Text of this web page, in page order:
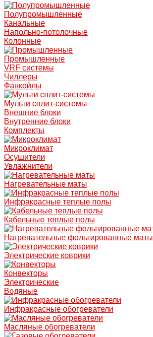
Полупромышленные
Канальные
Напольно-потолочные
Колонные
Промышленные
VRF системы
Чиллеры
Фанкойлы
Мульти сплит-системы
Внешние блоки
Внутренние блоки
Комплекты
Микроклимат
Осушители
Увлажнители
Нагревательные маты
Инфракрасные теплые полы
Кабельные теплые полы
Нагревательные фольгированные маты
Электрические коврики
Конвекторы
Электрические
Водяные
Инфракрасные обогреватели
Масляные обогреватели